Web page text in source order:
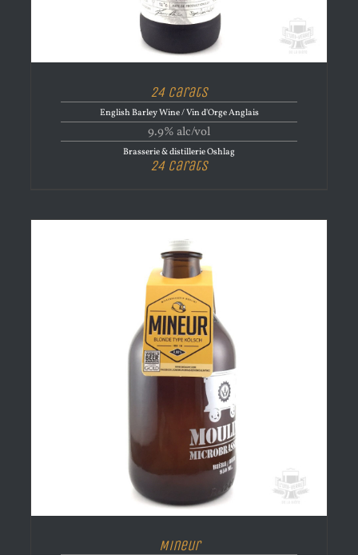
24 Carats
English Barley Wine / Vin d'Orge Anglais
9.9% alc/vol
Brasserie & distillerie Oshlag
24 Carats
Mineur